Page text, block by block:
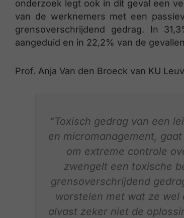
onderzoek legt ook in dit geval een
van de werknemers met een
grensoverschrijdend gedrag. In
aangeduid en in 22,2% van de
Prof. Anja Van den Broeck van KU
“Toxisch gedrag van een
en micromanagement,
om extreme controle
zwengelt een toxische
grensoverschrijdend
worstelen met wat ze wel
alvast zeker niet de